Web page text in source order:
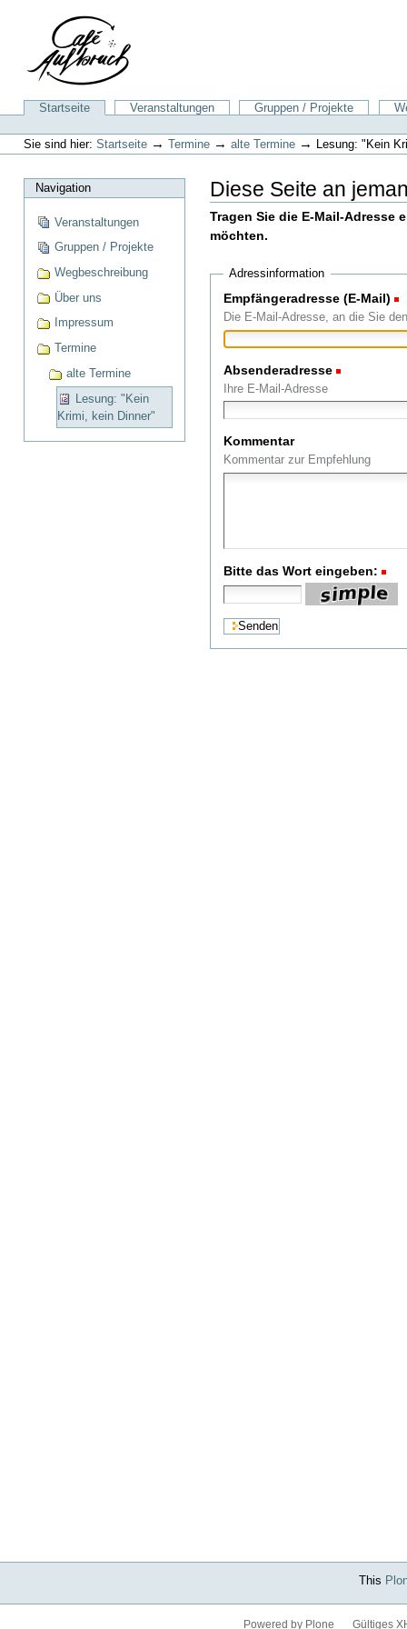
Navigation
SektionenStartseite Veranstaltungen Gruppen / Projekte
Benutzerspezifische
Werkzeuge
Sie sind hier: Startseite → Termine → alte Termine → Lesung: "Kein
Navigation
Veranstaltungen
Gruppen / Projekte
Wegbeschreibung
Über uns
Impressum
Termine
alte Termine
Lesung: "Kein
Krimi, kein Dinner"
Diese Seite an
Tragen Sie die E-Mail-Adresse
möchten.
Adressinformation
Empfängeradresse (E-Mail)
Die E-Mail-Adresse, an die Sie
Absenderadresse
Ihre E-Mail-Adresse
Kommentar
Kommentar zur Empfehlung
Bitte das Wort eingeben:
This
Powered by Plone Gültiges